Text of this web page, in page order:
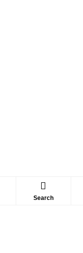
Search